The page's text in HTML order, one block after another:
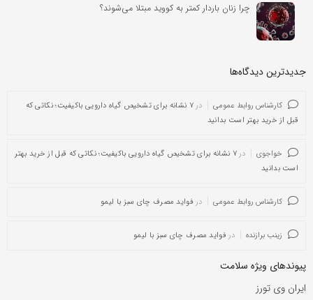
چرا زنان باردار کمتر به کووید مبتلا می‌شوند؟
جدیدترین دیدگاه‌‌ها
کارشناس روابط عمومی در
۷ نشانه برای تشخیص گیاه دارویی باکیفیت؛ نکاتی که
قبل از خرید بهتر است بدانید
خواجوی در
۷ نشانه برای تشخیص گیاه دارویی باکیفیت؛ نکاتی که قبل از خرید بهتر
است بدانید
کارشناس روابط عمومی در فواید مصرف چای سبز با لیمو
زینب برازنده در فواید مصرف چای سبز با لیمو
پیوندهای ویژه سلامت
ایران وی تورز